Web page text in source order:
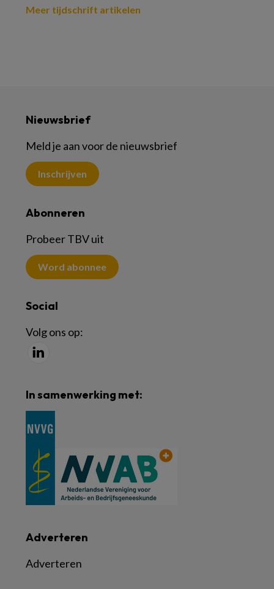
Meer tijdschrift artikelen
Nieuwsbrief
Meld je aan voor de nieuwsbrief
Inschrijven
Abonneren
Probeer TBV uit
Word abonnee
Social
Volg ons op:
Adverteren
Adverteren
In samenwerking met: